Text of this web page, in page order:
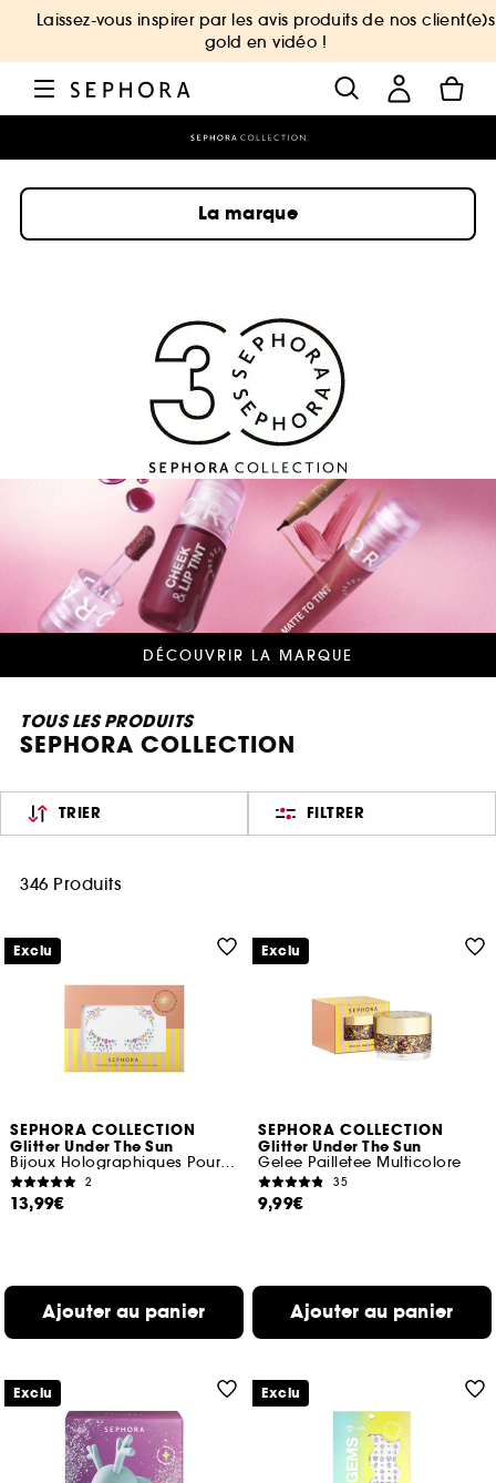
Laissez-vous inspirer par les avis produits de nos client(e)s
gold en vidéo !
La marque
DÉCOUVRIR LA MARQUE
TOUS LES PRODUITS
SEPHORA COLLECTION
TRIER FILTRER
346 Produits
SEPHORA COLLECTION
Glitter Under The Sun
Bijoux Holographiques Pour Le Visage
2
13,99€
Ajouter au panier
Exclu
SEPHORA COLLECTION
Glitter Under The Sun
Gelee Pailletee Multicolore
35
9,99€
Ajouter au panier
Exclu
Exclu Exclu